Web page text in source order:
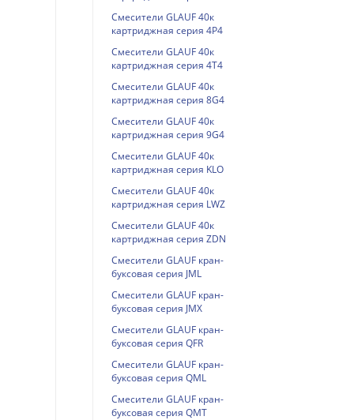
Смесители GLAUF 40к
картриджная серия 4P4
Смесители GLAUF 40к
картриджная серия 4T4
Смесители GLAUF 40к
картриджная серия 8G4
Смесители GLAUF 40к
картриджная серия 9G4
Смесители GLAUF 40к
картриджная серия KLO
Смесители GLAUF 40к
картриджная серия LWZ
Смесители GLAUF 40к
картриджная серия ZDN
Смесители GLAUF кран-
буксовая серия JML
Смесители GLAUF кран-
буксовая серия JMX
Смесители GLAUF кран-
буксовая серия QFR
Смесители GLAUF кран-
буксовая серия QML
Смесители GLAUF кран-
буксовая серия QMT